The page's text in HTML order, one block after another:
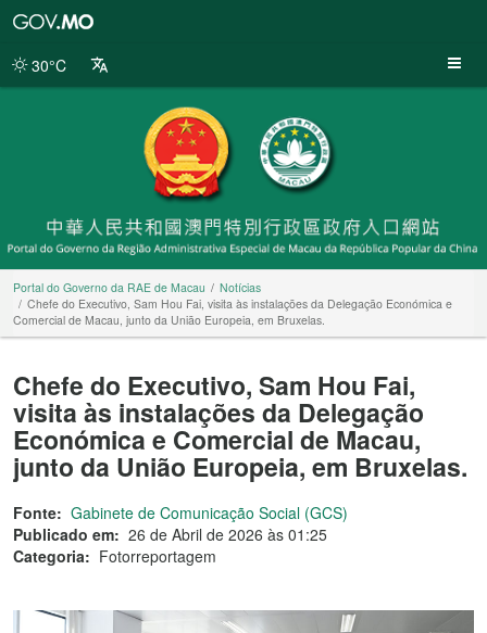
da
30°C
Portal do Governo da RAE de Macau
Notícias
Chefe do Executivo, Sam Hou Fai, visita às instalações da Delegação Económica e
Comercial de Macau, junto da União Europeia, em Bruxelas.
Chefe do Executivo, Sam Hou Fai,
visita às instalações da Delegação
Económica e Comercial de Macau,
junto da União Europeia, em Bruxelas.
Fonte: Gabinete de Comunicação Social (GCS)
Publicado em: 26 de Abril de 2026 às 01:25
Categoria: Fotorreportagem